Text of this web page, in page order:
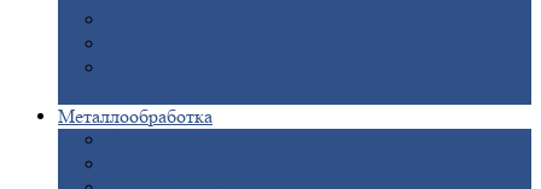
Металлообработка